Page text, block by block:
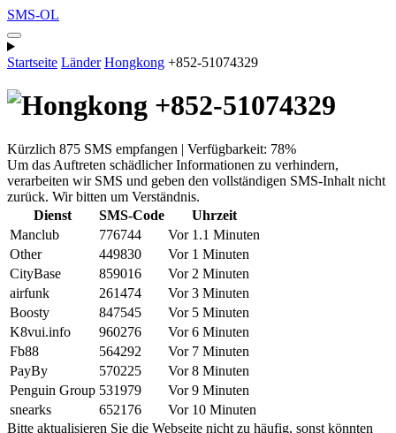
SMS-OL
Startseite Länder Hongkong +852-51074329
+852-51074329
Kürzlich 875 SMS empfangen | Verfügbarkeit: 78%
Um das Auftreten schädlicher Informationen zu verhindern,
verarbeiten wir SMS und geben den vollständigen SMS-Inhalt nicht
zurück. Wir bitten um Verständnis.
Dienst
SMS-Code
Uhrzeit
Manclub
776744
Vor 1.1 Minuten
Other
449830
Vor 1 Minuten
CityBase
859016
Vor 2 Minuten
airfunk
261474
Vor 3 Minuten
Boosty
847545
Vor 5 Minuten
K8vui.info
960276
Vor 6 Minuten
Fb88
564292
Vor 7 Minuten
PayBy
570225
Vor 8 Minuten
Penguin Group 531979
Vor 9 Minuten
snearks
652176
Vor 10 Minuten
Bitte aktualisieren Sie die Webseite nicht zu häufig, sonst könnten